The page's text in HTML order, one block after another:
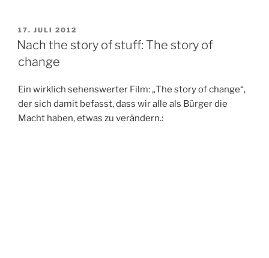
VERÖFFENTLICHT
AM
17. JULI 2012
Nach the story of stuff: The story of
change
Ein wirklich sehenswerter Film: „The story of change“,
der sich damit befasst, dass wir alle als Bürger die
Macht haben, etwas zu verändern.: